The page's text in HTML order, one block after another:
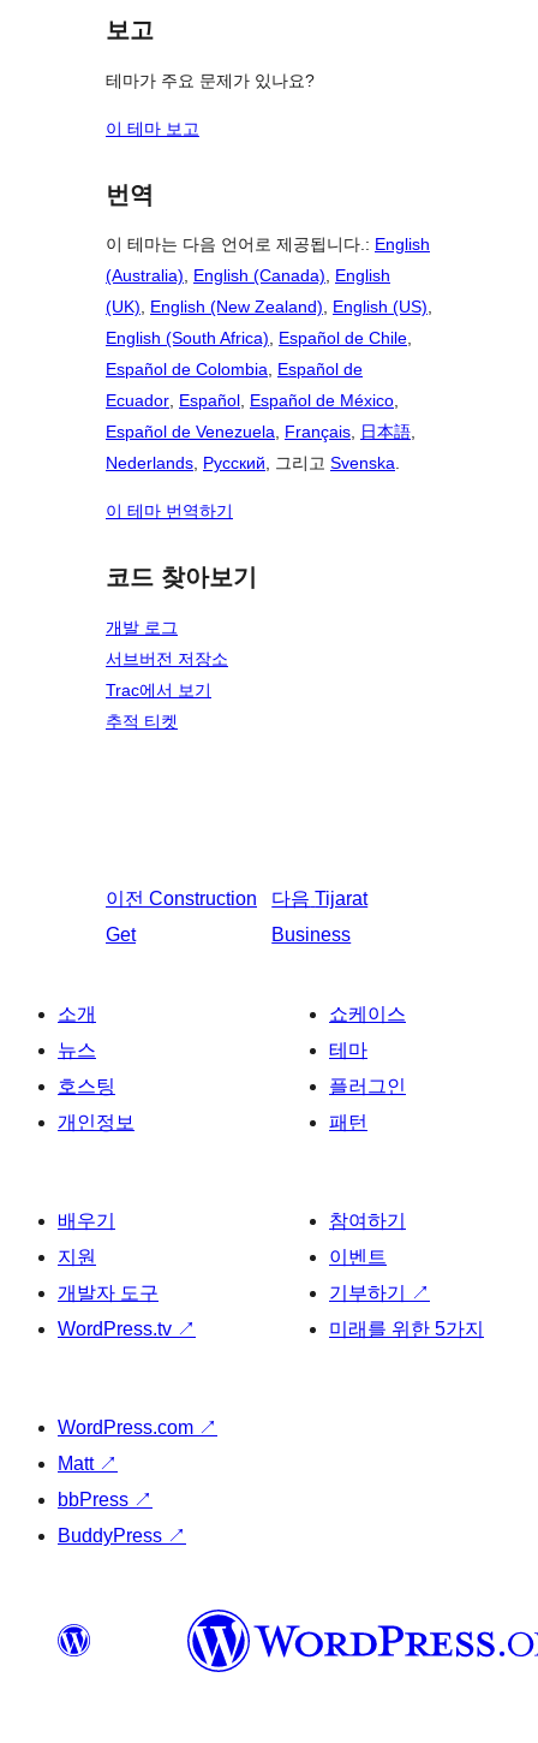
보고
테마가 주요 문제가 있나요?
이 테마 보고
번역
이 테마는 다음 언어로 제공됩니다.: English
(Australia), English (Canada), English
(UK), English (New Zealand), English (US),
English (South Africa), Español de Chile,
Español de Colombia, Español de
Ecuador, Español, Español de México,
Español de Venezuela, Français, 日本語,
Nederlands, Русский, 그리고 Svenska.
이 테마 번역하기
코드 찾아보기
개발 로그
서브버전 저장소
Trac에서 보기
추적 티켓
이전 Construction
Get
다음 Tijarat
Business
소개
뉴스
호스팅
개인정보
쇼케이스
테마
플러그인
패턴
배우기
지원
개발자 도구
WordPress.tv ↗
참여하기
이벤트
기부하기
↗
미래를 위한 5가지
WordPress.com ↗
Matt ↗
bbPress ↗
BuddyPress ↗